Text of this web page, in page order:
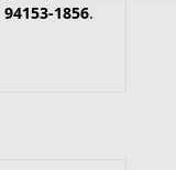
94153-1856.